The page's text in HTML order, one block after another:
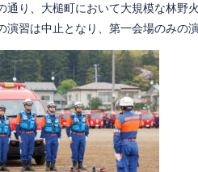
通り、大槌町において大規模な林野
演習は中止となり、第一会場のみの